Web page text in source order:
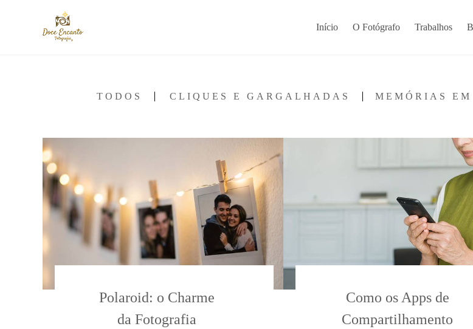
Início O Fotógrafo Trabalhos
TODOS CLIQUES E GARGALHADAS MEMÓRIAS EM
Polaroid: o Charme
da Fotografia
Como os Apps de
Compartilhamento